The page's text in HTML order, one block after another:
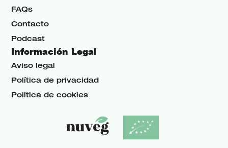
FAQs
Contacto
Podcast
Información Legal
Aviso legal
Política de privacidad
Política de cookies